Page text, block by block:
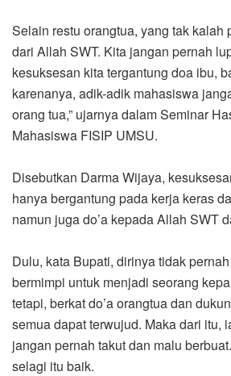
Selain restu orangtua, yang tak kalah
dari Allah SWT. Kita jangan pernah
kesuksesan kita tergantung doa ibu,
karenanya, adik-adik mahasiswa
orang tua,” ujarnya dalam Seminar
Mahasiswa FISIP UMSU.
Disebutkan Darma Wijaya,
hanya bergantung pada kerja keras
namun juga do’a kepada Allah SWT
Dulu, kata Bupati, dirinya tidak
bermimpi untuk menjadi seorang
tetapi, berkat do’a orangtua dan
semua dapat terwujud. Maka dari itu,
jangan pernah takut dan malu
selagi itu baik.